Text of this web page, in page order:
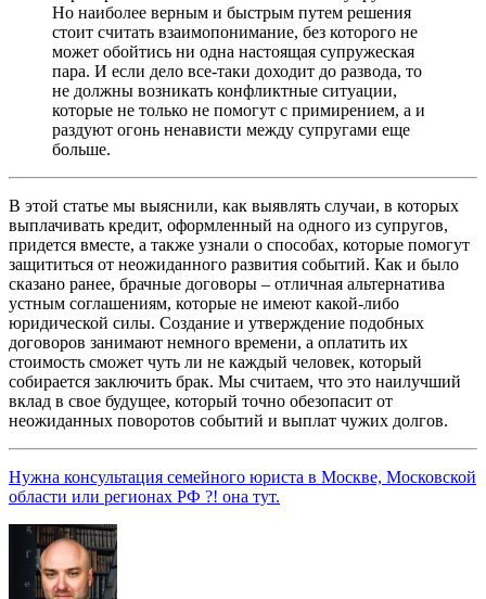
Но наиболее верным и быстрым путем решения
стоит считать взаимопонимание, без которого не
может обойтись ни одна настоящая супружеская
пара. И если дело все-таки доходит до развода, то
не должны возникать конфликтные ситуации,
которые не только не помогут с примирением, а и
раздуют огонь ненависти между супругами еще
больше.
В этой статье мы выяснили, как выявлять случаи, в которых
выплачивать кредит, оформленный на одного из супругов,
придется вместе, а также узнали о способах, которые помогут
защититься от неожиданного развития событий. Как и было
сказано ранее, брачные договоры – отличная альтернатива
устным соглашениям, которые не имеют какой-либо
юридической силы. Создание и утверждение подобных
договоров занимают немного времени, а оплатить их
стоимость сможет чуть ли не каждый человек, который
собирается заключить брак. Мы считаем, что это наилучший
вклад в свое будущее, который точно обезопасит от
неожиданных поворотов событий и выплат чужих долгов.
Нужна консультация семейного юриста в Москве, Московской
области или регионах РФ ?! она тут.